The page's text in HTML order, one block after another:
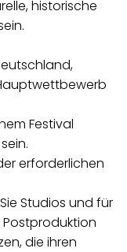
historische
Festival
erforderlichen
Studios und für
die ihren